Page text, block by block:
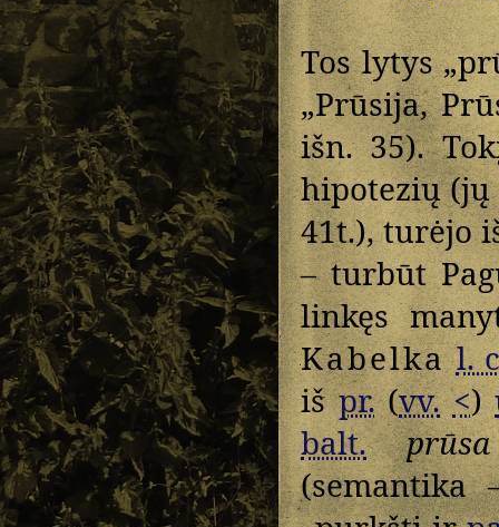
Tos lytys
„Prūsija,
išn. 35).
hipotezių
41t.), turėjo
– turbūt
linkęs
Kabelka l.
išpr.(vv. <)
balt.
prūsa